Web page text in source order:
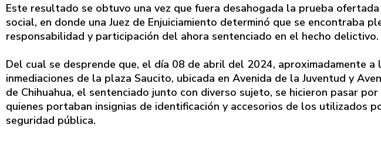
Este resultado se obtuvo una vez que fuera desahogada la prueba
social, en donde una Juez de Enjuiciamiento determinó que se encontraba
responsabilidad y participación del ahora sentenciado en el hecho delictivo.
Del cual se desprende que, el día 08 de abril del 2024, aproximadamente a
inmediaciones de la plaza Saucito, ubicada en Avenida de la Juventud y
de Chihuahua, el sentenciado junto con diverso sujeto, se hicieron pasar
quienes portaban insignias de identificación y accesorios de los utilizados
seguridad pública.